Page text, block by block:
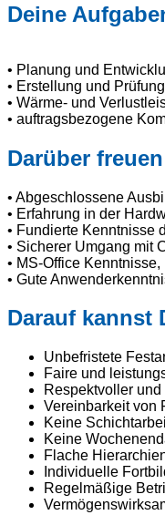
Deine
• Planung und
• Erstellung und
• Wärme- und
• auftragsbezogene
Darüber
• Abgeschlossene
• Erfahrung in der
• Fundierte Kenntnisse
• Sicherer Umgang mit
• MS-Office
• Gute
Darauf kannst
Unbefristete
Faire und
Respektvoller
Vereinbarkeit von
Keine
Keine
Flache
Individuelle
Regelmäßige